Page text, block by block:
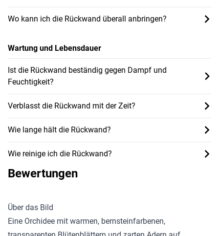
Wo kann ich die Rückwand überall anbringen?
Wartung und Lebensdauer
Ist die Rückwand beständig gegen Dampf und
Feuchtigkeit?
Verblasst die Rückwand mit der Zeit?
Wie lange hält die Rückwand?
Wie reinige ich die Rückwand?
Bewertungen
Über das Bild
Eine Orchidee mit warmen, bernsteinfarbenen,